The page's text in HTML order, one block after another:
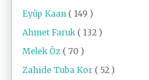
Eyüp Kaan ( 149 )
Ahmet Faruk ( 132 )
Melek Öz ( 70 )
Zahide Tuba Kor ( 52 )